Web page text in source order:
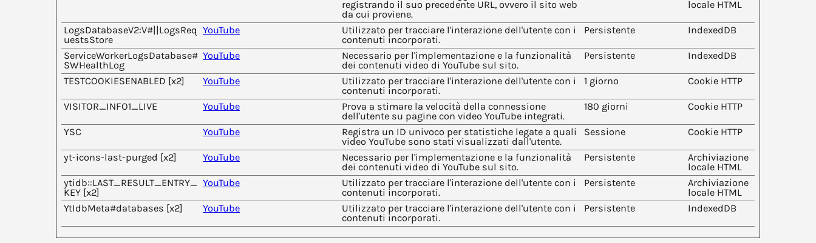
registrando il suo precedente URL, ovvero il sito web
da cui proviene.
locale HTML
LogsDatabaseV2:V#||LogsReq
uestsStore
YouTube
Utilizzato per tracciare l'interazione dell'utente con i
contenuti incorporati.
Persistente IndexedDB
ServiceWorkerLogsDatabase#
SWHealthLog
YouTube
Necessario per l'implementazione e la funzionalità
dei contenuti video di YouTube sul sito.
Persistente IndexedDB
TESTCOOKIESENABLED [x2] YouTube
Utilizzato per tracciare l'interazione dell'utente con i
contenuti incorporati.
1 giorno Cookie HTTP
VISITOR_INFO1_LIVE YouTube
Prova a stimare la velocità della connessione
dell'utente su pagine con video YouTube integrati.
180 giorni Cookie HTTP
YSC YouTube
Registra un ID univoco per statistiche legate a quali
video YouTube sono stati visualizzati dall'utente.
Sessione Cookie HTTP
yt-icons-last-purged [x2] YouTube
Necessario per l'implementazione e la funzionalità
dei contenuti video di YouTube sul sito.
Persistente
Archiviazione
locale HTML
ytidb::LAST_RESULT_ENTRY_
KEY [x2]
YouTube
Utilizzato per tracciare l'interazione dell'utente con i
contenuti incorporati.
Persistente
Archiviazione
locale HTML
YtIdbMeta#databases [x2]
YouTube
Utilizzato per tracciare l'interazione dell'utente con i
contenuti incorporati.
Persistente IndexedDB